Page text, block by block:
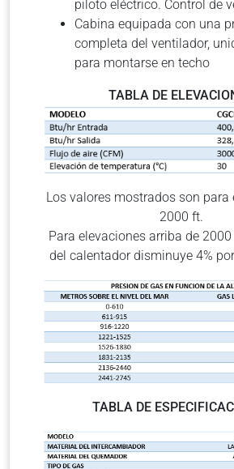
piloto eléctrico. Control de
Cabina equipada con una
completa del ventilador,
para montarse en techo
TABLA DE
Los valores mostrados son para
2000 ft.
Para elevaciones arriba de
del calentador disminuye 4%
TABLA DE